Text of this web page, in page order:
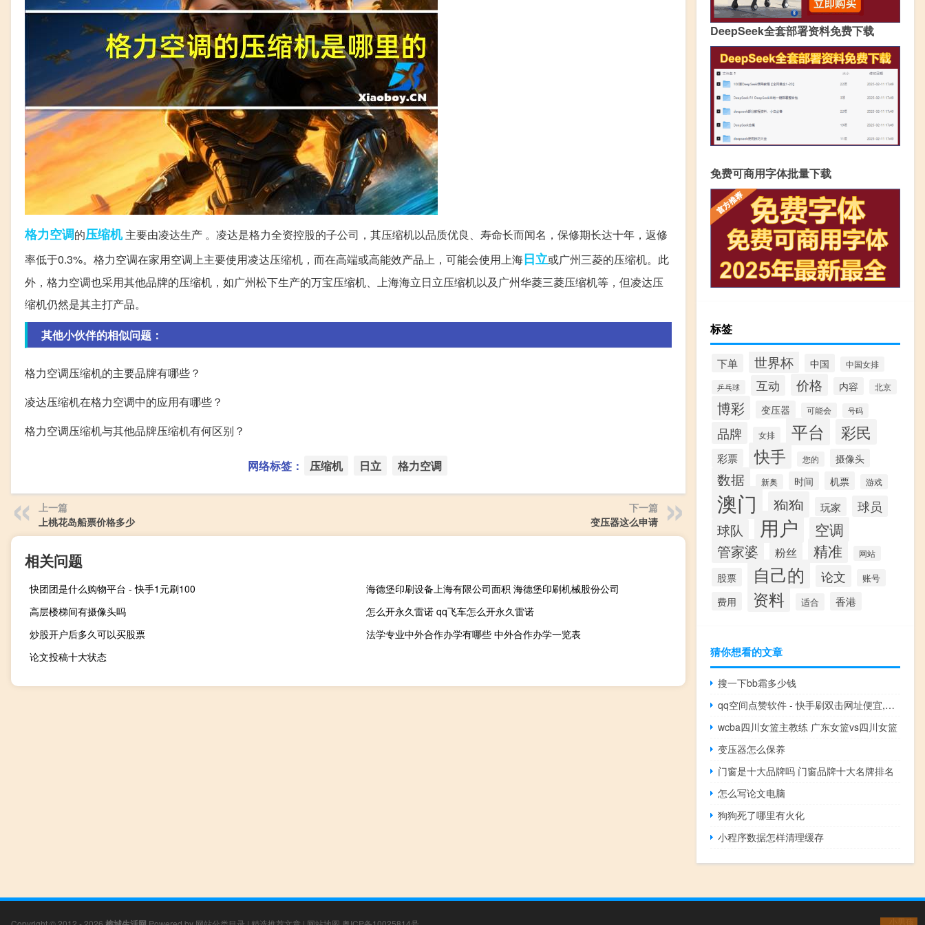
格力空调的压缩机主要由凌达生产 。凌达是格力全资控股的子公司，其压缩机以品质优良、寿命长而闻名，保修期长达十年，返修
率低于0.3%。格力空调在家用空调上主要使用凌达压缩机，而在高端或高能效产品上，可能会使用上海日立或广州三菱的压缩机。此
外，格力空调也采用其他品牌的压缩机，如广州松下生产的万宝压缩机、上海海立日立压缩机以及广州华菱三菱压缩机等，但凌达压
缩机仍然是其主打产品。
其他小伙伴的相似问题：
格力空调压缩机的主要品牌有哪些？
凌达压缩机在格力空调中的应用有哪些？
格力空调压缩机与其他品牌压缩机有何区别？
网络标签： 压缩机 日立 格力空调
上一篇
上桃花岛船票价格多少
下一篇
变压器这么申请
相关问题
快团团是什么购物平台 - 快手1元刷100
海德堡印刷设备上海有限公司面积 海德堡印刷机械股份公司
高层楼梯间有摄像头吗
怎么开永久雷诺 qq飞车怎么开永久雷诺
炒股开户后多久可以买股票
法学专业中外合作办学有哪些 中外合作办学一览表
论文投稿十大状态
DeepSeek全套部署资料免费下载
免费可商用字体批量下载
标签
下单 世界杯 中国 中国女排
乒乓球 互动 价格 内容 北京
博彩 变压器 可能会 号码
品牌 女排 平台 彩民
彩票 快手 您的 摄像头
数据 新奥 时间 机票 游戏
澳门 狗狗 玩家 球员
球队 用户 空调
管家婆 粉丝 精准 网站
股票 自己的 论文 账号
费用 资料 适合 香港
猜你想看的文章
搜一下bb霜多少钱
qq空间点赞软件 - 快手刷双击网址便宜,快手刷作品双击网站
wcba四川女篮主教练 广东女篮vs四川女篮
变压器怎么保养
门窗是十大品牌吗 门窗品牌十大名牌排名
怎么写论文电脑
狗狗死了哪里有火化
小程序数据怎样清理缓存